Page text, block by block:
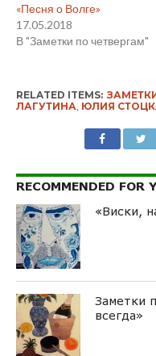
«Песня о Волге»
17.05.2018
В "Заметки по четвергам"
RELATED ITEMS:
ЛАГУТИНА ЮЛИЯ
RECOMMENDED FOR
«Виски,
Заметки
всегда»